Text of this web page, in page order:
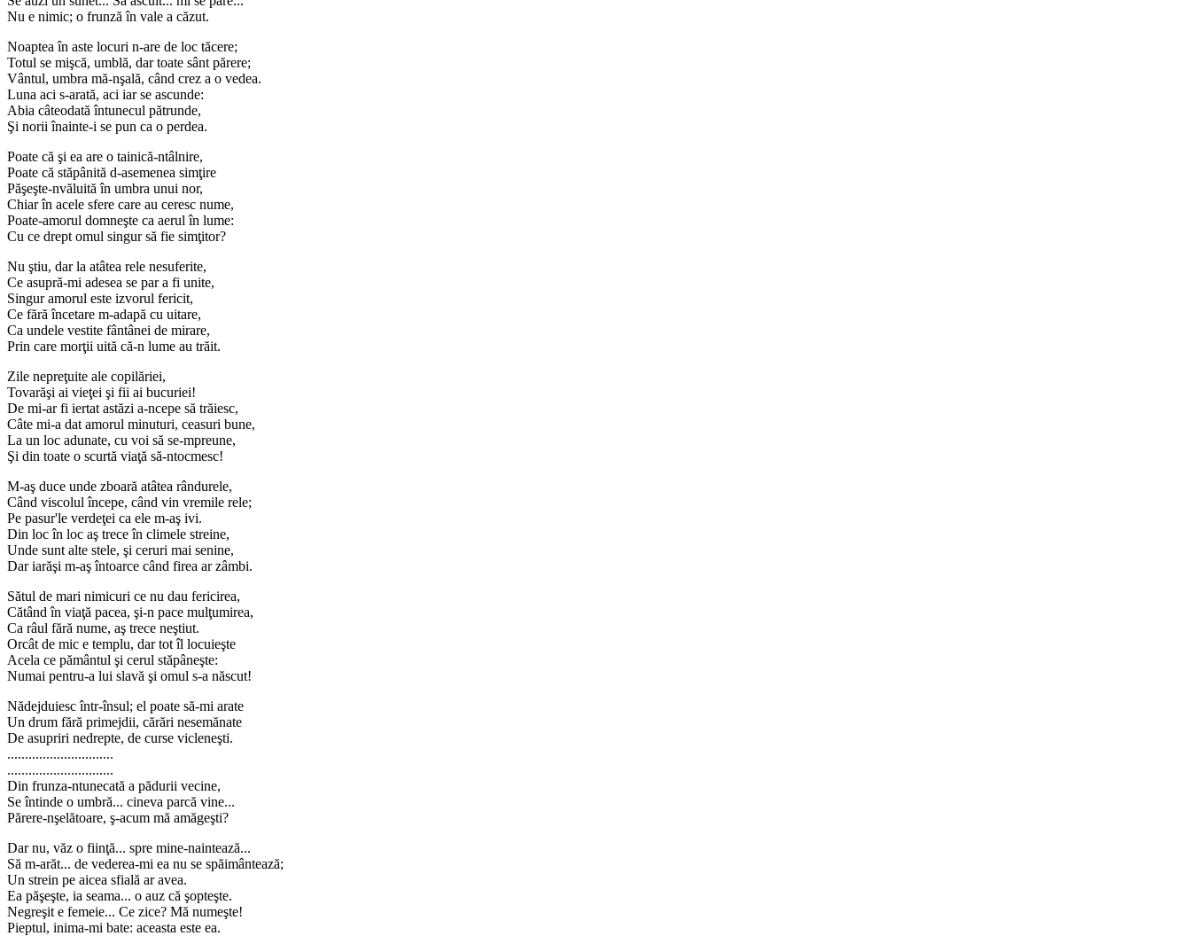
Nu e nimic; o frunză în vale a căzut.
Noaptea în aste locuri n-are de loc tăcere;
Totul se mişcă, umblă, dar toate sânt părere;
Vântul, umbra mă-nşală, când crez a o vedea.
Luna aci s-arată, aci iar se ascunde:
Abia câteodată întunecul pătrunde,
Şi norii înainte-i se pun ca o perdea.
Poate că şi ea are o tainică-ntâlnire,
Poate că stăpânită d-asemenea simţire
Păşeşte-nvăluită în umbra unui nor,
Chiar în acele sfere care au ceresc nume,
Poate-amorul domneşte ca aerul în lume:
Cu ce drept omul singur să fie simţitor?
Nu ştiu, dar la atâtea rele nesuferite,
Ce asupră-mi adesea se par a fi unite,
Singur amorul este izvorul fericit,
Ce fără încetare m-adapă cu uitare,
Ca undele vestite fântânei de mirare,
Prin care morţii uită că-n lume au trăit.
Zile nepreţuite ale copilăriei,
Tovarăşi ai vieţei şi fii ai bucuriei!
De mi-ar fi iertat astăzi a-ncepe să trăiesc,
Câte mi-a dat amorul minuturi, ceasuri bune,
La un loc adunate, cu voi să se-mpreune,
Şi din toate o scurtă viaţă să-ntocmesc!
M-aş duce unde zboară atâtea rândurele,
Când viscolul începe, când vin vremile rele;
Pe pasur'le verdeţei ca ele m-aş ivi.
Din loc în loc aş trece în climele streine,
Unde sunt alte stele, şi ceruri mai senine,
Dar iarăşi m-aş întoarce când firea ar zâmbi.
Sătul de mari nimicuri ce nu dau fericirea,
Cătând în viaţă pacea, şi-n pace mulţumirea,
Ca râul fără nume, aş trece neştiut.
Orcât de mic e templu, dar tot îl locuieşte
Acela ce pământul şi cerul stăpâneşte:
Numai pentru-a lui slavă şi omul s-a născut!
Nădejduiesc într-însul; el poate să-mi arate
Un drum fără primejdii, cărări nesemănate
De asupriri nedrepte, de curse vicleneşti.
..............................
..............................
Din frunza-ntunecată a pădurii vecine,
Se întinde o umbră... cineva parcă vine...
Părere-nşelătoare, ş-acum mă amăgeşti?
Dar nu, văz o fiinţă... spre mine-naintează...
Să m-arăt... de vederea-mi ea nu se spăimântează;
Un strein pe aicea sfială ar avea.
Ea păşeşte, ia seama... o auz că şopteşte.
Negreşit e femeie... Ce zice? Mă numeşte!
Pieptul, inima-mi bate: aceasta este ea.